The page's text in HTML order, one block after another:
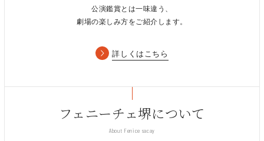
会社ヤマハミュージックジャパン、
ヤマハサウンドシステム株式会社
テクノ＆アート協同組合
事業企画セミナー「コロナがもた
らした劇場の変化」
日時：2022年9月8日(木) 13:30（13:00より受付）
公演鑑賞とは一味違う、
劇場の楽しみ方をご紹介します。
詳しくはこちら
フェニーチェ堺について
About Fenice sacay